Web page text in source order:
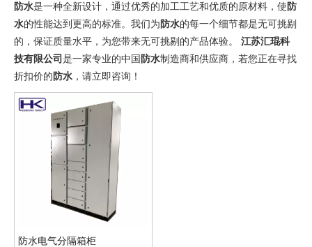
防水是一种全新设计，通过优秀的加工工艺和优质的原材料，使防
水的性能达到更高的标准。我们为防水的每一个细节都是无可挑剔
的，保证质量水平，为您带来无可挑剔的产品体验。 江苏汇琨科
技有限公司是一家专业的中国 防水制造商和供应商，若您正在寻找
折扣价的防水 ，请立即咨询！
防水电气分隔箱柜